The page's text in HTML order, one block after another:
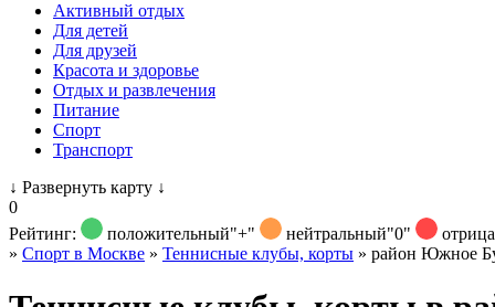
Активный отдых
Для детей
Для друзей
Красота и здоровье
Отдых и развлечения
Питание
Спорт
Транспорт
↓ Развернуть карту ↓
0
Рейтинг:
положительный"+" нейтральный"0"
» Спорт в Москве » Теннисные клубы, корты » район Южное